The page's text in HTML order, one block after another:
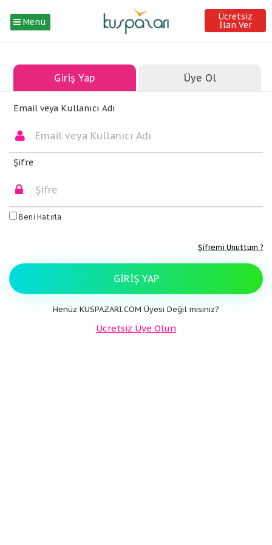
Menü Ücretsiz
İlan Ver
Giriş Yap Üye Ol
Email veya Kullanıcı Adı
Şifre
Beni Hatırla
Şifremi Unuttum ?
GIRIŞ YAP
Henüz KUSPAZARI.COM Üyesi Değil misiniz?
Ücretsiz Üye Olun